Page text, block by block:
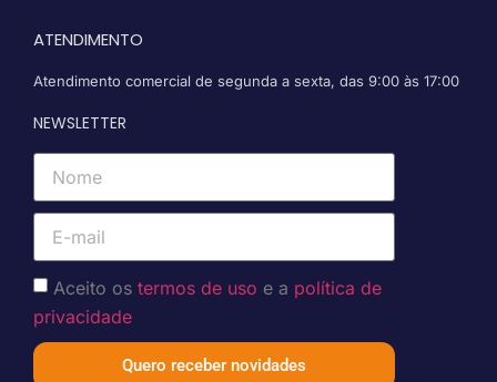
ATENDIMENTO
Atendimento comercial de segunda a sexta, das 9:00 às 17:00
NEWSLETTER
Aceito os termos de uso e a política de
privacidade
Quero receber novidades